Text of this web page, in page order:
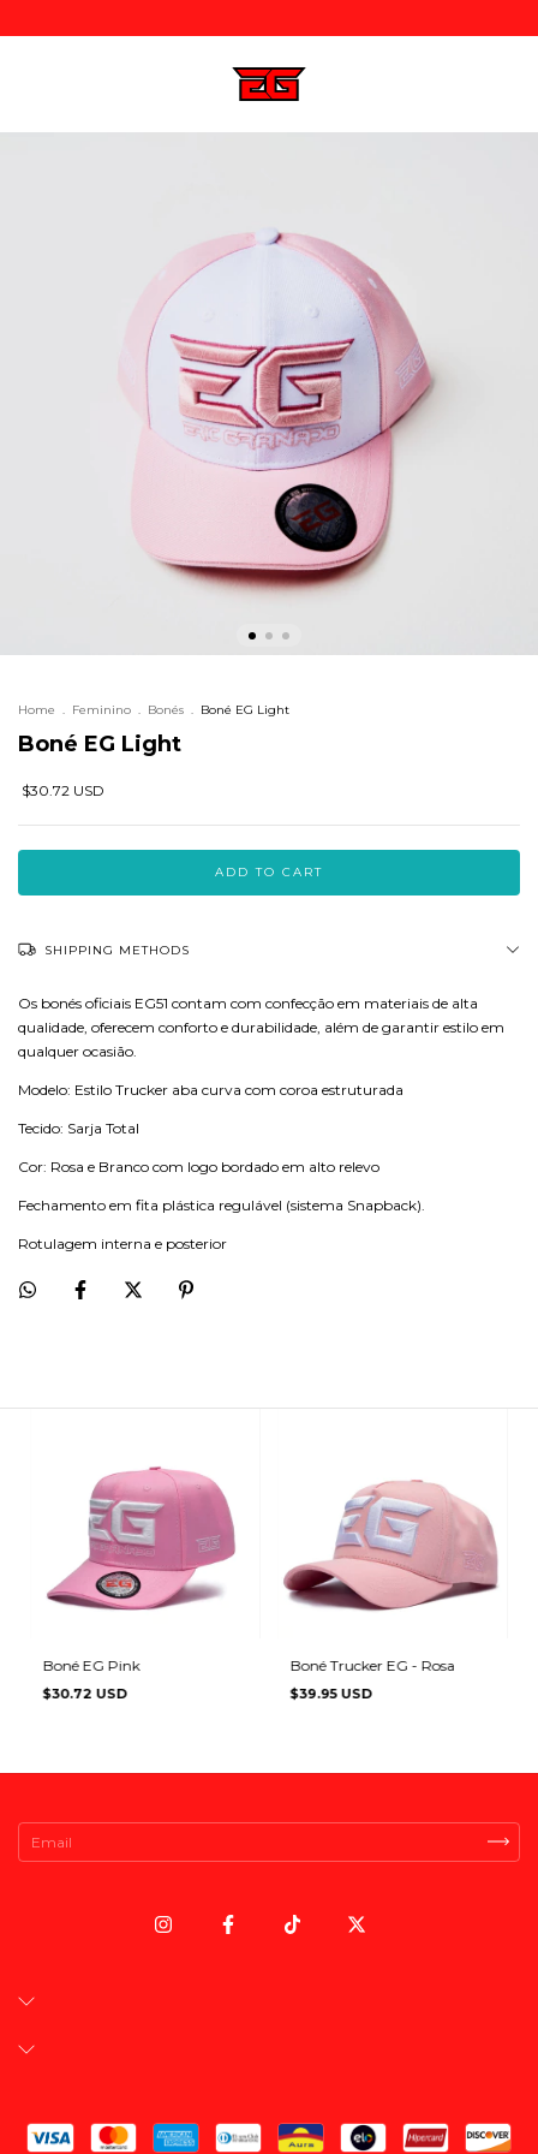
Home . Feminino . Bonés . Boné EG Light
Boné EG Light
$30.72 USD
SHIPPING METHODS
Os bonés oficiais EG51 contam com confecção em materiais de alta
qualidade, oferecem conforto e durabilidade, além de garantir estilo em
qualquer ocasião.
Modelo: Estilo Trucker aba curva com coroa estruturada
Tecido: Sarja Total
Cor: Rosa e Branco com logo bordado em alto relevo
Fechamento em fita plástica regulável (sistema Snapback).
Rotulagem interna e posterior
Boné EG Pink
$30.72 USD
Boné Trucker EG - Rosa
$39.95 USD